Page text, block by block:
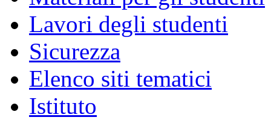
Lavori degli studenti
Sicurezza
Elenco siti tematici
Istituto